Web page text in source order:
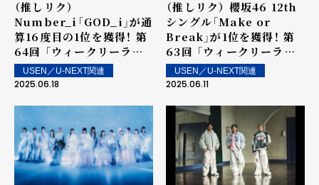
（推しリク）
Number_i「GOD_i」が通
算16度目の1位を獲得！ 第
64回 「ウィークリーラン
キング」を発表～ 上位ラン
クイン楽曲は街中・店内で
USEN／U-NEXT関連
2025.06.18
（推しリク） 櫻坂46 12th
シングル「Make or
Break」が1位を獲得！ 第
63回 「ウィークリーラン
キング」を発表～ 上位ラン
クイン楽曲は街中・店内で
USEN／U-NEXT関連
2025.06.11